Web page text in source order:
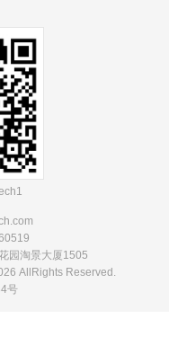
.com
园淘景大厦1505
AllRights Reserved.
号